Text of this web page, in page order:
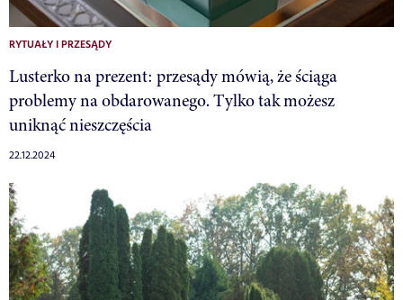
RYTUAŁY I PRZESĄDY
Lusterko na prezent: przesądy mówią, że ściąga
problemy na obdarowanego. Tylko tak możesz
uniknąć nieszczęścia
22.12.2024